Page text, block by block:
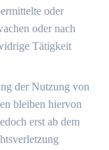
oder
oder nach
Tätigkeit
der Nutzung von
bleiben hiervon
erst ab dem